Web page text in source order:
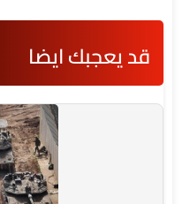
قد يعجبك ايضا